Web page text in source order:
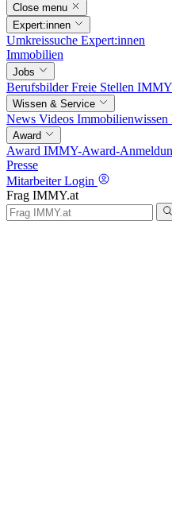
Close menu
Expert:innen
Umkreissuche Expert:innen
Immobilien
Jobs
BerufsbilderFreie Stellen IMMY
Wissen & Service
News Videos Immobilienwissen
Award
Award IMMY-Award-
Presse
Mitarbeiter Login
Frag IMMY.at